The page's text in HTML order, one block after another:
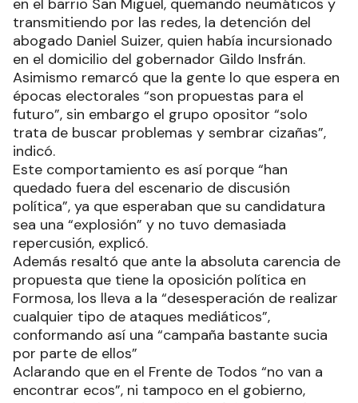
en el barrio San Miguel, quemando neumáticos y
transmitiendo por las redes, la detención del
abogado Daniel Suizer, quien había incursionado
en el domicilio del gobernador Gildo Insfrán.
Asimismo remarcó que la gente lo que espera en
épocas electorales “son propuestas para el
futuro”, sin embargo el grupo opositor “solo
trata de buscar problemas y sembrar cizañas”,
indicó.
Este comportamiento es así porque “han
quedado fuera del escenario de discusión
política”, ya que esperaban que su candidatura
sea una “explosión” y no tuvo demasiada
repercusión, explicó.
Además resaltó que ante la absoluta carencia de
propuesta que tiene la oposición política en
Formosa, los lleva a la “desesperación de realizar
cualquier tipo de ataques mediáticos”,
conformando así una “campaña bastante sucia
por parte de ellos”
Aclarando que en el Frente de Todos “no van a
encontrar ecos”, ni tampoco en el gobierno,